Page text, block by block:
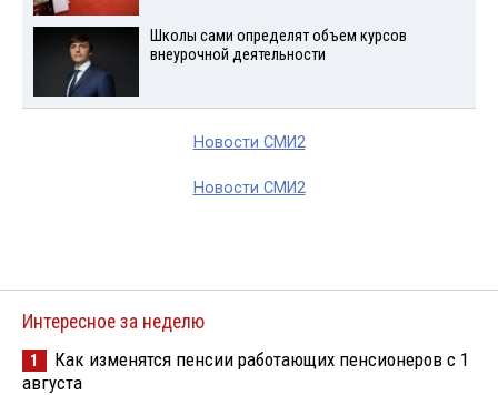
Школы сами определят объем курсов
внеурочной деятельности
Новости СМИ2
Новости СМИ2
Интересное за неделю
1
Как изменятся пенсии работающих пенсионеров с 1
августа